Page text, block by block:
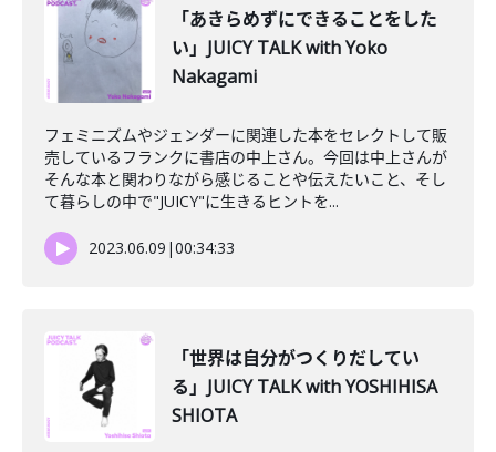
「あきらめずにできることをした
い」JUICY TALK with Yoko
Nakagami
フェミニズムやジェンダーに関連した本をセレクトして販
売しているフランクに書店の中上さん。今回は中上さんが
そんな本と関わりながら感じることや伝えたいこと、そし
て暮らしの中で"JUICY"に生きるヒントを...
2023.06.09 |00:34:33
「世界は自分がつくりだしてい
る」JUICY TALK with YOSHIHISA
SHIOTA